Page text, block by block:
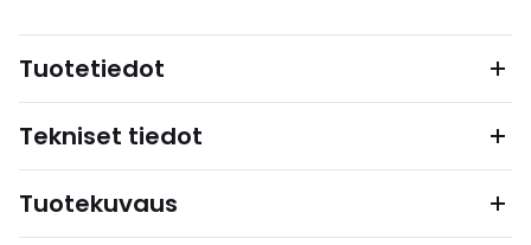
Tuotetiedot
Tekniset tiedot
Tuotekuvaus